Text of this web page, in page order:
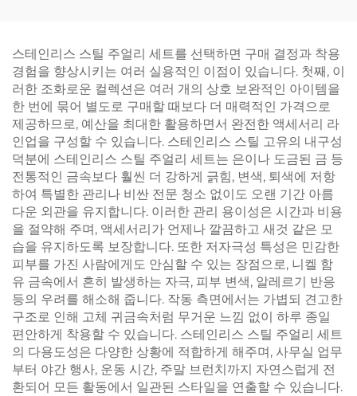
스테인리스 스틸 주얼리 세트를 선택하면 구매 결정과 착용
경험을 향상시키는 여러 실용적인 이점이 있습니다. 첫째, 이
러한 조화로운 컬렉션은 여러 개의 상호 보완적인 아이템을
한 번에 묶어 별도로 구매할 때보다 더 매력적인 가격으로
제공하므로, 예산을 최대한 활용하면서 완전한 액세서리 라
인업을 구성할 수 있습니다. 스테인리스 스틸 고유의 내구성
덕분에 스테인리스 스틸 주얼리 세트는 은이나 도금된 금 등
전통적인 금속보다 훨씬 더 강하게 긁힘, 변색, 퇴색에 저항
하여 특별한 관리나 비싼 전문 청소 없이도 오랜 기간 아름
다운 외관을 유지합니다. 이러한 관리 용이성은 시간과 비용
을 절약해 주며, 액세서리가 언제나 깔끔하고 새것 같은 모
습을 유지하도록 보장합니다. 또한 저자극성 특성은 민감한
피부를 가진 사람에게도 안심할 수 있는 장점으로, 니켈 함
유 금속에서 흔히 발생하는 자극, 피부 변색, 알레르기 반응
등의 우려를 해소해 줍니다. 작동 측면에서는 가볍되 견고한
구조로 인해 고체 귀금속처럼 무거운 느낌 없이 하루 종일
편안하게 착용할 수 있습니다. 스테인리스 스틸 주얼리 세트
의 다용도성은 다양한 상황에 적합하게 해주며, 사무실 업무
부터 야간 행사, 운동 시간, 주말 브런치까지 자연스럽게 전
환되어 모든 활동에서 일관된 스타일을 연출할 수 있습니다.